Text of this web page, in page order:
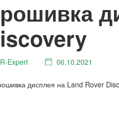
LR⁠-⁠Expert 06.10.2021